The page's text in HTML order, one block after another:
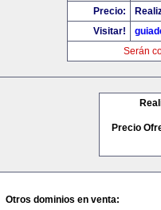
Precio:
Visitar!
Serán
Precio
Otros dominios en venta: